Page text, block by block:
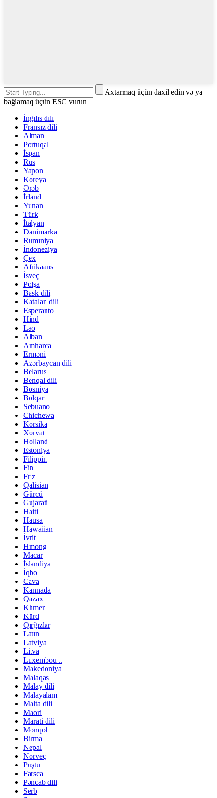
Axtarmaq üçün daxil edin və ya
bağlamaq üçün ESC vurun
İngilis dili
Fransız dili
Alman
Portuqal
İspan
Rus
Yapon
Koreya
Ərəb
İrland
Yunan
Türk
İtalyan
Danimarka
Rumıniya
İndoneziya
Çex
Afrikaans
İsveç
Polşa
Bask dili
Katalan dili
Esperanto
Hind
Lao
Alban
Amharca
Erməni
Azərbaycan dili
Belarus
Benqal dili
Bosniya
Bolqar
Sebuano
Chichewa
Korsika
Xorvat
Holland
Estoniya
Filippin
Fin
Friz
Qalisian
Gürcü
Gujarati
Haiti
Hausa
Hawaiian
İvrit
Hmong
Macar
İslandiya
İqbo
Cava
Kannada
Qazax
Khmer
Kürd
Qırğızlar
Latın
Latviya
Litva
Luxembou ..
Makedoniya
Malaqas
Malay dili
Malayalam
Malta dili
Maori
Marati dili
Monqol
Birma
Nepal
Norveç
Puştu
Farsca
Pəncab dili
Serb